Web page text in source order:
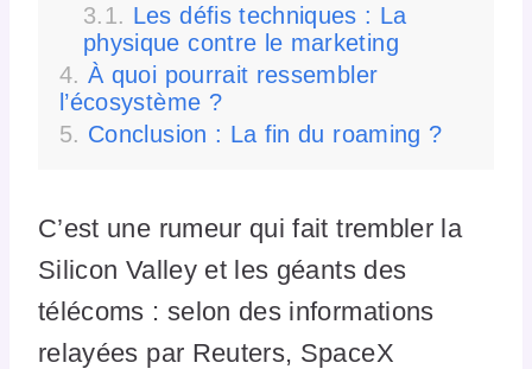
Les défis techniques : La
physique contre le marketing
À quoi pourrait ressembler
l’écosystème ?
Conclusion : La fin du roaming ?
C’est une rumeur qui fait trembler la
Silicon Valley et les géants des
télécoms : selon des informations
relayées par Reuters, SpaceX